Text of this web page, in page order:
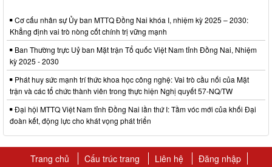
Cơ cấu nhân sự Ủy ban MTTQ Đồng Nai khóa I, nhiệm kỳ 2025 – 2030:
Khẳng định vai trò nòng cốt chính trị vững mạnh
Ban Thường trực Uỷ ban Mặt trận Tổ quốc Việt Nam tỉnh Đồng Nai, Nhiệm
kỳ 2025 - 2030
Phát huy sức mạnh trí thức khoa học công nghệ: Vai trò cầu nối của Mặt
trận và các tổ chức thành viên trong thực hiện Nghị quyết 57-NQ/TW
Đại hội MTTQ Việt Nam tỉnh Đồng Nai lần thứ I: Tầm vóc mới của khối Đại
đoàn kết, động lực cho khát vọng phát triển
Trang chủ Cấu trúc trang Liên hệ Đăng nhập